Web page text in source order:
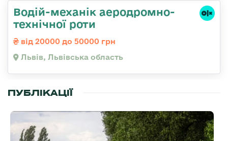
Водій-механік аеродромно-
технічної роти
від 20000 до 50000 грн
Львів, Львівська область
ПУБЛІКАЦІЇ